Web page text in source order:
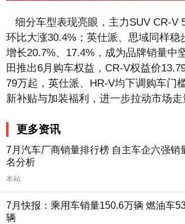
细分车型表现亮眼，主力SUV CR-V
环比大涨30.4%；英仕派、思域同样稳
增长20.7%、17.4%，成为品牌销量中
田推出6月购车权益，CR-V权益价
79万起，英仕派、HR-V均下调购车门
新补贴与加装福利，进一步拉动市场走
更多资讯
7月汽车厂商销量排行榜 自主车企六强销
名分析
本站
7月快报：乘用车销量150.6万辆 燃油车
辆